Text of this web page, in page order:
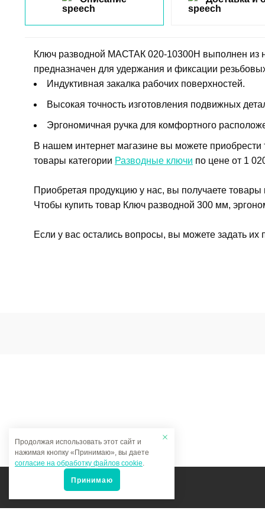
Ключ разводной МАСТАК 020-10300H выполнен из
предназначен для удержания и фиксации
Индуктивная закалка рабочих поверхностей.
Высокая точность изготовления подвижных
Эргономичная ручка для комфортного
В нашем интернет магазине вы можете
товары категории Разводные ключи по цене от 1
Приобретая продукцию у нас, вы получаете
Чтобы купить товар Ключ разводной 300 мм,
Если у вас остались вопросы, вы можете задать их
Продолжая использовать этот сайт и
нажимая кнопку «Принимаю», вы даете
согласие на обработку файлов cookie.
Принимаю